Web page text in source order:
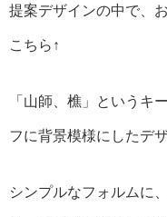
提案デザインの中で、
こちら↑
「山師、樵」というキ
フに背景模様にしたデ
シンプルなフォルムに